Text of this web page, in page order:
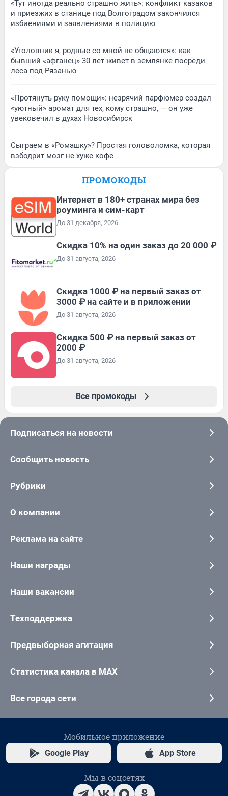
«Тут иногда реально страшно жить»: конфликт казаков
и приезжих в станице под Волгоградом закончился
избиениями и заявлениями в полицию
«Уголовник я, родные со мной не общаются»: как
бывший «афганец» 30 лет живет в землянке посреди
леса под Рязанью
«Протянуть руку помощи»: незрячий парфюмер создал
«уютный» аромат для тех, кому страшно, — он уже
увековечил в духах Новосибирск
Сыграем в «Ромашку»? Простая головоломка, которая
взбодрит мозг не хуже кофе
ПРОМОКОДЫ
Интернет в 180+ странах мира без
роуминга и сим-карт
До 31 декабря, 2026
Скидка 10% на один заказ до 20 000 ₽
До 31 августа, 2026
Скидка 1000 ₽ на первый заказ от
3000 ₽ на сайте и в приложении
До 31 августа, 2026
Скидка 500 ₽ на первый заказ от
2000 ₽
До 31 августа, 2026
Все промокоды
Подписаться на новости
Сообщить новость
Рубрики
О компании
Реклама на сайте
Наши награды
Наши вакансии
Техподдержка
Предвыборная агитация
Статистика канала в MAX
Все города сети
Мобильное приложение
Google Play App Store
Мы в соцсетях